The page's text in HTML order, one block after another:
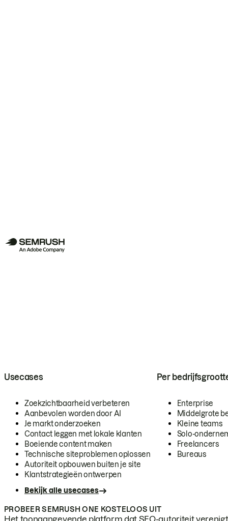
Usecases
Zoekzichtbaarheid verbeteren
Aanbevolen worden door AI
Je markt onderzoeken
Contact leggen met lokale klanten
Boeiende content maken
Technische siteproblemen oplossen
Autoriteit opbouwen buiten je site
Klantstrategieën ontwerpen
Bekijk alle usecases
Per
Enterprise
Middelgrote
Kleine teams
Solo-
Freelancers
Bureaus
PROBEER SEMRUSH ONE KOSTELOOS UIT
Het toonaangevende platform dat SEO-autoriteit